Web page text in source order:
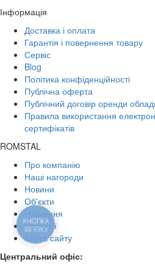
Інформація
Доставка і оплата
Гарантія і повернення товару
Сервіс
Blog
Політика конфіденційності
Публічна оферта
Публічний договір оренди
Правила використання
сертифікатів
ROMSTAL
Про компанію
Наші нагороди
Новини
Об'єкти
Навчання
Вакансії
Карта сайту
Центральний офіс:
КНОПКА
ЗВ'ЯЗКУ